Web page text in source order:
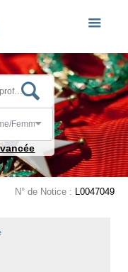
Femme
N° de Notice : L0047049